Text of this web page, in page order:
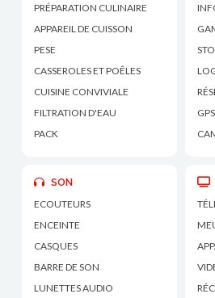
PRÉPARATION CULINAIRE
APPAREIL DE CUISSON
PESE
CASSEROLES ET POÊLES
CUISINE CONVIVIALE
FILTRATION D'EAU
PACK
GPS
SON
ECOUTEURS
ENCEINTE
CASQUES
BARRE DE SON
LUNETTES AUDIO